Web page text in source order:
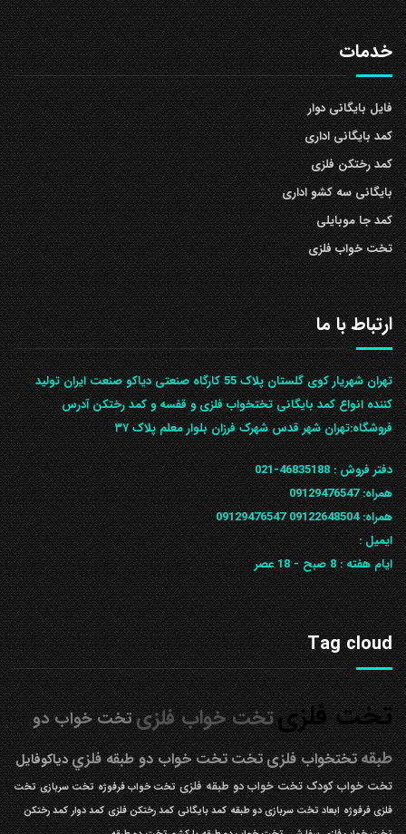
خدمات
فایل بایگانی دوار
کمد بایگانی اداری
کمد رختکن فلزی
بایگانی سه کشو اداری
کمد جا موبایلی
تخت خواب فلزی
ارتباط با ما
تهران شهریار کوی گلستان پلاک 55 کارگاه صنعتی دیاکو صنعت ایران تولید
کننده انواع کمد بایگانی تختخواب فلزی و قفسه و کمد رختکن آدرس
ف‍روشگاه:تهران شهر قدس شهرک فرزان بلوار معلم پلاک ۳۷
دفتر فروش :46835188-021
همراه:09129476547
همراه: 09122648504
09129476547
ایمیل :
ایام هفته :8 صبح - 18 عصر
Tag cloud
تخت فلزیتخت خواب فلزیتخت خواب دو
طبقه تختخواب فلزیتختتخت خواب دو طبقه فلزيدیاکوفایل
تخت خواب کودک تخت خواب دو طبقه فلزی تخت خواب فرفوژه تخت سربازی تخت
فلزی فرفوژه ابعاد تخت سربازی دو طبقه کمد بایگانی کمد رختکن فلزی کمد دوار کمد رختکن